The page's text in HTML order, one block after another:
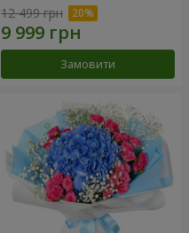
12 499 грн
Замовити